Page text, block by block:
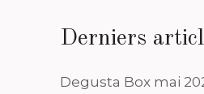
Derniers
Degusta Box mai